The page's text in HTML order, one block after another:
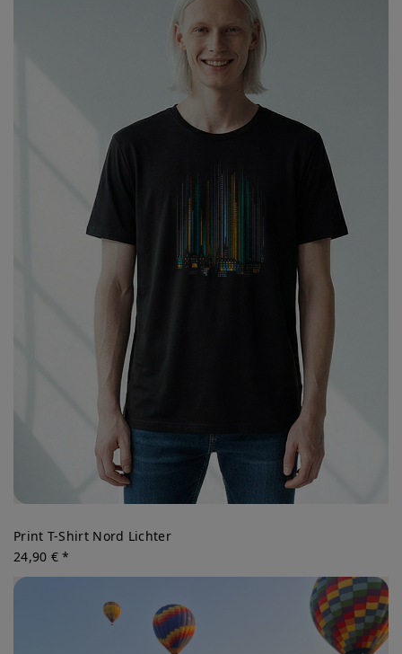
Print T-Shirt Nord Lichter
24,90 € *